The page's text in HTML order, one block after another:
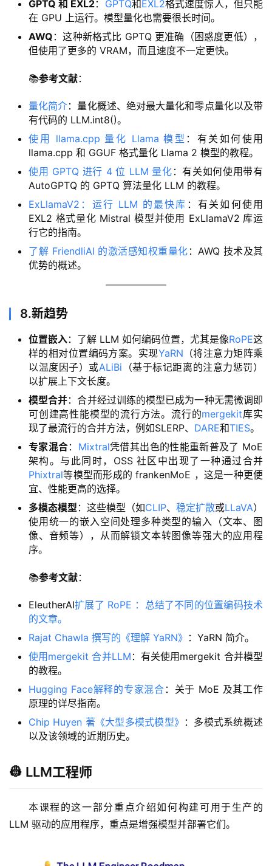
品
录
课
A
程
我
GPTQ 和 EXL2： GPTQ和EXL2格式速度惊人，但只能
在 GPU 上运行。模型量化也需要很长时间。
AWQ ：这种新格式比 GPTQ 更准确（困惑度更低），
但使用了更多的 VRAM，而且速度不一定更快。
📚参考文献：
量化简介：量化概述、绝对最大量化和零点量化以及带
有代码的 LLM.int8()。
使用 llama.cpp 量化 Llama 模型 ：有关如何使用
llama.cpp 和 GGUF 格式量化 Llama 2 模型的教程。
使用 GPTQ 进行 4 位 LLM 量化 ：有关如何使用带有
AutoGPTQ 的 GPTQ 算法量化 LLM 的教程。
ExLlamaV2：运行 LLM 的最快库 ：有关如何使用
EXL2 格式量化 Mistral 模型并使用 ExLlamaV2 库运
行它的指南。
了解 FriendliAI 的激活感知权重量化 ：AWQ 技术及其
优势的概述。
8.新趋势
位置嵌入：了解 LLM 如何编码位置，尤其是像RoPE这
样的相对位置编码方案。实现YaRN （将注意力矩阵乘
以温度因子）或ALiBi （基于标记距离的注意力惩罚）
以扩展上下文长度。
模型合并：合并经过训练的模型已成为一种无需微调即
可创建高性能模型的流行方法。流行的mergekit库实
现了最流行的合并方法，例如SLERP、 DARE和TIES。
专家混合： Mixtral凭借其出色的性能重新普及了 MoE
架构。与此同时，OSS 社区中出现了一种通过合并
Phixtral等模型而形成的 frankenMoE ，这是一种更便
宜、性能更高的选择。
多模态模型：这些模型（如CLIP、 稳定扩散或LLaVA）
使用统一的嵌入空间处理多种类型的输入（文本、图
像、音频等），从而解锁文本转图像等强大的应用程
序。
📚参考文献：
EleutherAI扩展了 RoPE ：总结了不同的位置编码技术
的文章。
Rajat Chawla 撰写的《理解 YaRN》 ：YaRN 简介。
使用mergekit 合并LLM ：有关使用mergekit 合并模型
的教程。
Hugging Face解释的专家混合 ：关于 MoE 及其工作
原理的详尽指南。
Chip Huyen 著《大型多模式模型》 ：多模式系统概述
以及该领域的近期历史。
👷 LLM工程师
本课程的这一部分重点介绍如何构建可用于生产的
LLM 驱动的应用程序，重点是增强模型并部署它们。